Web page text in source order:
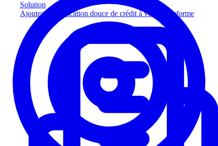
Solution
Ajoutez la vérification douce de crédit à votre plateforme